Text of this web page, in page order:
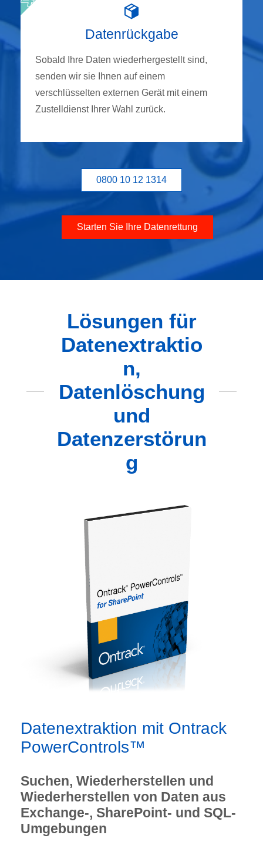
Datenrückgabe
Sobald Ihre Daten wiederhergestellt sind,
senden wir sie Ihnen auf einem
verschlüsselten externen Gerät mit einem
Zustelldienst Ihrer Wahl zurück.
0800 10 12 1314
Starten Sie Ihre Datenrettung
Lösungen für
Datenextraktio
n,
Datenlöschung
und
Datenzerstörun
g
Datenextraktion mit Ontrack
PowerControls™
Suchen, Wiederherstellen und
Wiederherstellen von Daten aus
Exchange-, SharePoint- und SQL-
Umgebungen